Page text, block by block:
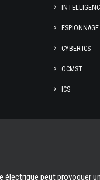
CYBER ICS
OCMST
ICS
peut provoquer